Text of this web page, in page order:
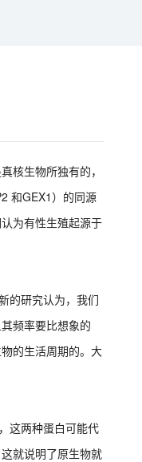
核生物所独有的，
和GEX1）的同源
为有性生殖起源于
的研究认为，我们
频率要比想象的
的生活周期的。大
这两种蛋白可能代
就说明了原生物就